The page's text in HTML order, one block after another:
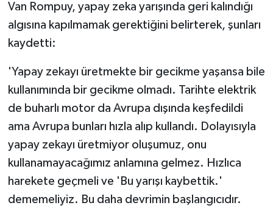
Van Rompuy, yapay zeka yarışında geri kalındığı
algısına kapılmamak gerektiğini belirterek, şunları
kaydetti:
'Yapay zekayı üretmekte bir gecikme yaşansa bile
kullanımında bir gecikme olmadı. Tarihte elektrik
de buharlı motor da Avrupa dışında keşfedildi
ama Avrupa bunları hızla alıp kullandı. Dolayısıyla
yapay zekayı üretmiyor oluşumuz, onu
kullanamayacağımız anlamına gelmez. Hızlıca
harekete geçmeli ve 'Bu yarışı kaybettik.'
dememeliyiz. Bu daha devrimin başlangıcıdır.